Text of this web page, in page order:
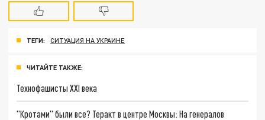
ТЕГИ: СИТУАЦИЯ НА УКРАИНЕ
ЧИТАЙТЕ ТАКЖЕ:
Технофашисты XXI века
"Кротами" были все? Теракт в центре Москвы: На генералов